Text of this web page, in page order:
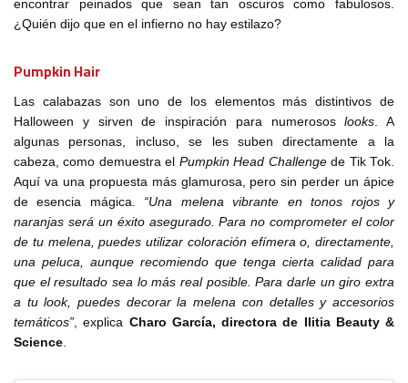
encontrar peinados que sean tan oscuros como fabulosos.
¿Quién dijo que en el infierno no hay estilazo?
Pumpkin Hair
Las calabazas son uno de los elementos más distintivos de
Halloween y sirven de inspiración para numerososlooks . A
algunas personas, incluso, se les suben directamente a la
cabeza, como demuestra el Pumpkin Head Challengede Tik Tok.
Aquí va una propuesta más glamurosa, pero sin perder un ápice
de esencia mágica. “Una melena vibrante en tonos rojos y
naranjas será un éxito asegurado. Para no comprometer el color
de tu melena, puedes utilizar coloración efímera o, directamente,
una peluca, aunque recomiendo que tenga cierta calidad para
que el resultado sea lo más real posible. Para darle un giro extra
a tu look, puedes decorar la melena con detalles y accesorios
temáticos” , explica Charo García, directora de Ilitia Beauty &
Science